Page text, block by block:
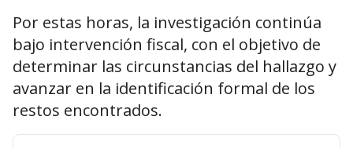
Por estas horas, la investigación continúa
bajo intervención fiscal, con el objetivo de
determinar las circunstancias del hallazgo y
avanzar en la identificación formal de los
restos encontrados.